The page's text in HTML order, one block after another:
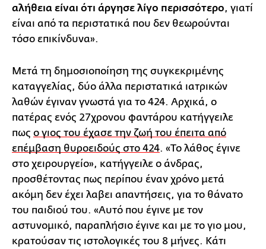
αλήθεια είναι ότι άργησε λίγο περισσότερο, γιατί
είναι από τα περιστατικά που δεν θεωρούνται
τόσο επικίνδυνα».
Μετά τη δημοσιοποίηση της συγκεκριμένης
καταγγελίας, δύο άλλα περιστατικά ιατρικών
λαθών έγιναν γνωστά για το 424. Αρχικά, ο
πατέρας ενός 27χρονου φαντάρου κατήγγειλε
πως ο γιος του έχασε την ζωή του έπειτα από
επέμβαση θυροειδούς στο 424. «Το λάθος έγινε
στο χειρουργείο», κατήγγειλε ο άνδρας,
προσθέτοντας πως περίπου έναν χρόνο μετά
ακόμη δεν έχει λαβει απαντήσεις, για το θάνατο
του παιδιού του. «Αυτό που έγινε με τον
αστυνομικό, παραπλήσιο έγινε και με το γιο μου,
κρατούσαν τις ιστολογικές του 8 μήνες. Κάτι